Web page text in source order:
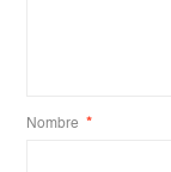
Nombre *